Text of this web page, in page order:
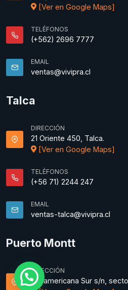
[Ver en Google Maps]
TELÉFONOS
(+562) 2696 7777
EMAIL
ventas@vivipra.cl
Talca
DIRECCIÓN
21 Oriente 450, Talca.
[Ver en Google Maps]
TELÉFONOS
(+56 71) 2244 247
EMAIL
ventas-talca@vivipra.cl
Puerto Montt
DIRECCIÓN
Panamericana Sur s/n,